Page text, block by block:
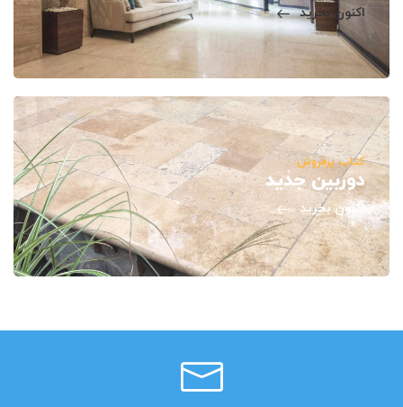
اکنون بخرید
کتاب پرفروش
دوربین جدید
اکنون بخرید